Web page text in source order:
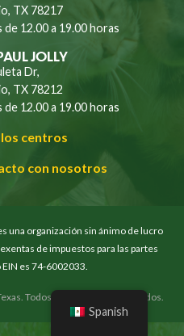
TX 78217
12.00 a 19.00 horas
JOLLY
Dr,
TX 78212
12.00 a 19.00 horas
centros
con nosotros
una organización sin ánimo de lucro
de impuestos para las partes
es 74-6002033.
Todos los derechos reservados.
Spanish